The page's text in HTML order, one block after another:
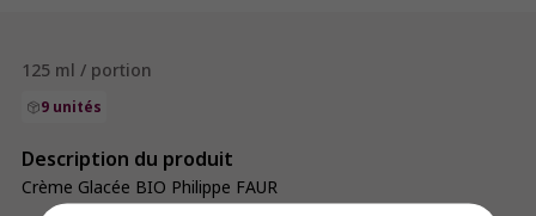
125 ml / portion
9 unités
Description du produit
Crème Glacée BIO Philippe FAUR